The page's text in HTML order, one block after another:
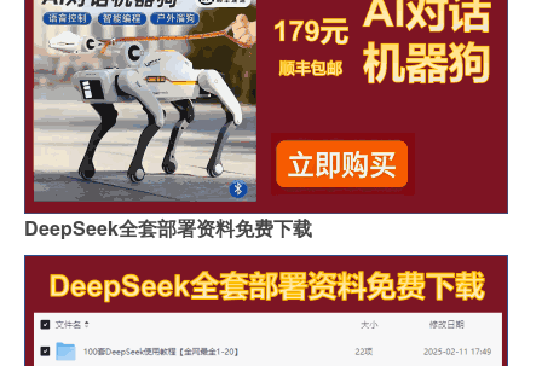
DeepSeek全套部署资料免费下载